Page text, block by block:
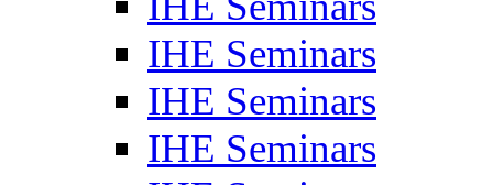
IHE Seminars
IHE Seminars
IHE Seminars